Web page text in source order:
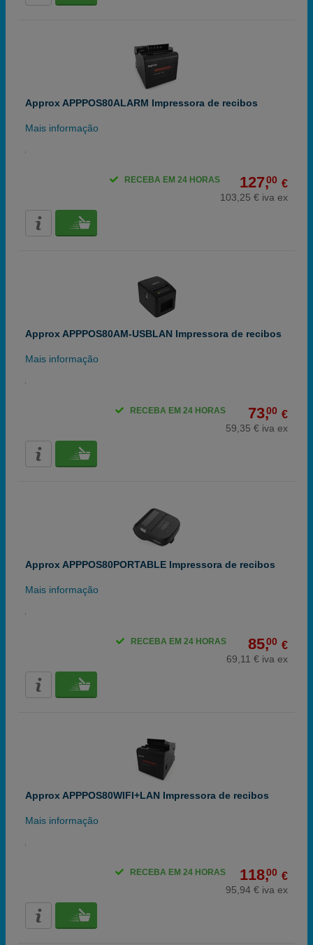
Approx APPPOS80ALARM Impressora de recibos
Mais informação
127,00 €
103,25 € iva ex
RECEBA EM 24 HORAS
Approx APPPOS80AM-USBLAN Impressora de recibos
Mais informação
73,00 €
59,35 € iva ex
RECEBA EM 24 HORAS
Approx APPPOS80PORTABLE Impressora de recibos
Mais informação
85,00 €
69,11 € iva ex
RECEBA EM 24 HORAS
Approx APPPOS80WIFI+LAN Impressora de recibos
Mais informação
118,00 €
95,94 € iva ex
RECEBA EM 24 HORAS